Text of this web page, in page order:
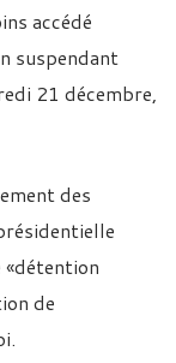
accédé
suspendant
21 décembre,
des
«détention
de